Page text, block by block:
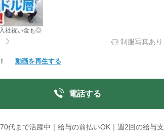
社祝い金も◎
制服写真あり
動画を再生する
電話する
代まで活躍中｜給与の前払いOK｜週2回の給与支